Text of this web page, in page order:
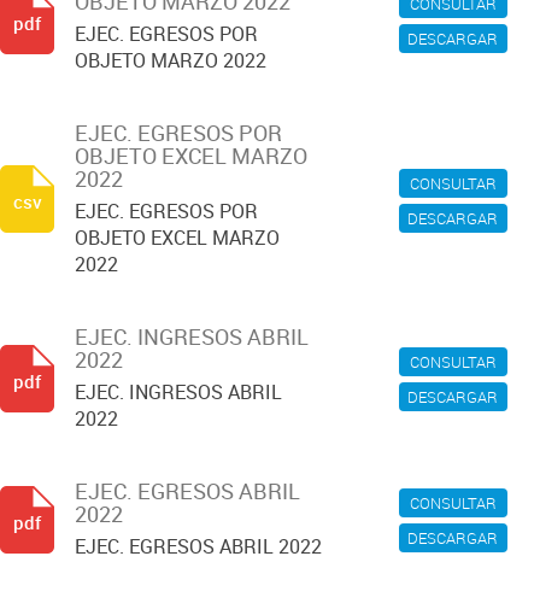
DESCARGAR
EJEC. EGRESOS POR
OBJETO MARZO 2022
pdf
CONSULTAR
DESCARGAR
EJEC. EGRESOS POR
OBJETO EXCEL MARZO
2022
EJEC. EGRESOS POR
OBJETO EXCEL MARZO
2022
csv
CONSULTAR
DESCARGAR
EJEC. INGRESOS ABRIL
2022
EJEC. INGRESOS ABRIL
2022
pdf
CONSULTAR
DESCARGAR
EJEC. EGRESOS ABRIL
2022
EJEC. EGRESOS ABRIL 2022
pdf